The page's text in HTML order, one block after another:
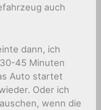
auch
dann, ich
45 Minuten
Auto startet
Oder ich
wenn die